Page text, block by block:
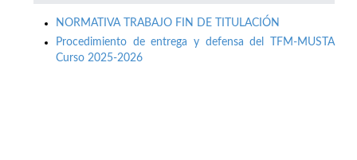
NORMATIVA TRABAJO FIN DE TITULACIÓN
Procedimiento de entrega y defensa del TFM-MUSTA
Curso 2025-2026